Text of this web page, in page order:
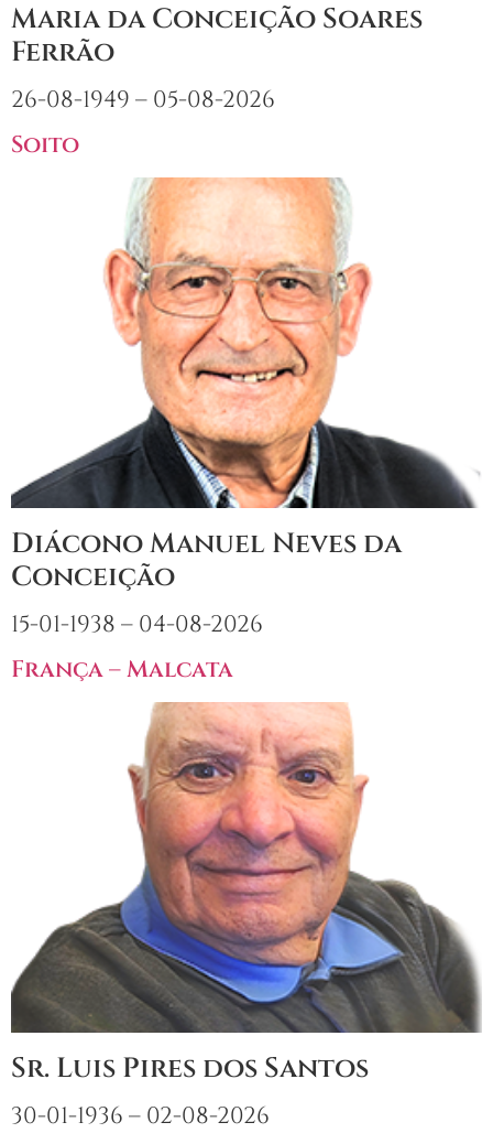
Maria da Conceição Soares
Ferrão
26-08-1949 – 05-08-2026
Soito
Diácono Manuel Neves da
Conceição
15-01-1938 – 04-08-2026
França – Malcata
Sr. Luis Pires dos Santos
30-01-1936 – 02-08-2026